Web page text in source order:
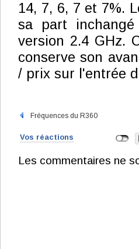
14, 7, 6, 7 et 7%.
sa part
version 2.4 GHz.
conserve son
/ prix sur l'entrée
Fréquences du R360
Vos réactions
Les commentaires ne